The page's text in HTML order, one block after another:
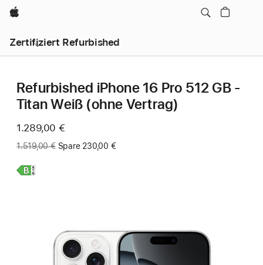
Apple
Zertifiziert Refurbished
Refurbished iPhone 16 Pro 512 GB -
Titan Weiß (ohne Vertrag)
Jetzt
1.289,00 €
Vorher:
1.519,00 € Spare 230,00 €
Weitere